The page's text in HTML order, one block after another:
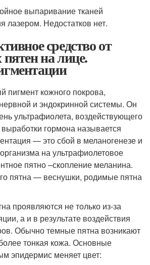
выпаривание тканей
лазером. Недостатков нет.
средство от
на лице.
кожного покрова,
и эндокринной системы. Он
ультрафиолета, воздействующего
гормона называется
— это сбой в меланогенезе и
на ультрафиолетовое
пятно –скопление меланина.
пятна — веснушки, родимые пятна
проявляются не только из-за
а и в результате воздействия
Обычно темные пятна возникают
тонкая кожа. Основные
эпидермис меняет цвет: